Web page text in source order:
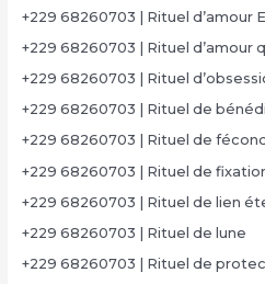
+229 68260703 | Rituel d’amour
+229 68260703 | Rituel d’amour
+229 68260703 | Rituel
+229 68260703 | Rituel de
+229 68260703 | Rituel de
+229 68260703 | Rituel de
+229 68260703 | Rituel de lien
+229 68260703 | Rituel de lune
+229 68260703 | Rituel de